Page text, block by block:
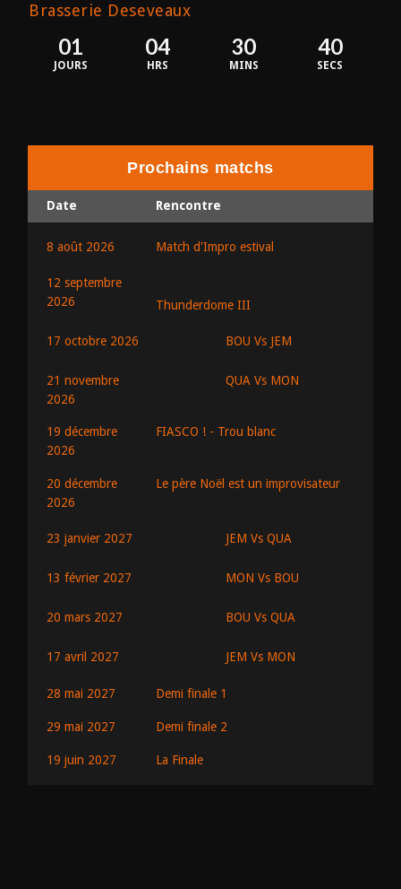
Brasserie Deseveaux
01
JOURS
04
HRS
30
MINS
40
SECS
Prochains matchs
Date Rencontre
8 août 2026 Match d'Impro estival
12 septembre
2026
Thunderdome III
17 octobre 2026 BOU Vs JEM
21 novembre
2026
QUA Vs MON
19 décembre
2026
FIASCO ! - Trou blanc
20 décembre
2026
Le père Noël est un improvisateur
23 janvier 2027 JEM Vs QUA
13 février 2027 MON Vs BOU
20 mars 2027 BOU Vs QUA
17 avril 2027 JEM Vs MON
28 mai 2027 Demi finale 1
29 mai 2027 Demi finale 2
19 juin 2027 La Finale